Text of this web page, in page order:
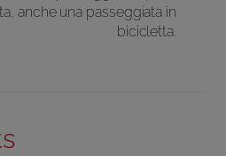
anche una passeggiata in
bicicletta.